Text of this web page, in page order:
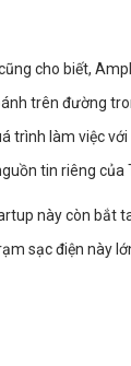
cho biết,
trên đường
trình làm việc với
tin riêng của
này còn bắt
sạc điện này